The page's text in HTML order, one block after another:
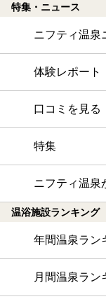
特集・ニュース
ニフティ温泉
体験レポート
口コミを見る
特集
ニフティ温泉
温浴施設ランキング
年間温泉ラン
月間温泉ラン